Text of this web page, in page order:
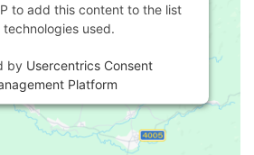
to add this content to the list
technologies used.
by Usercentrics Consent
Platform